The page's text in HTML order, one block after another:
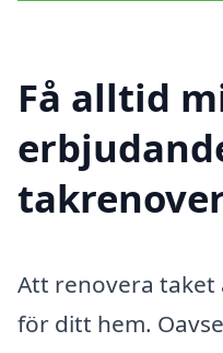
Få alltid
Att renovera taket
för ditt hem.